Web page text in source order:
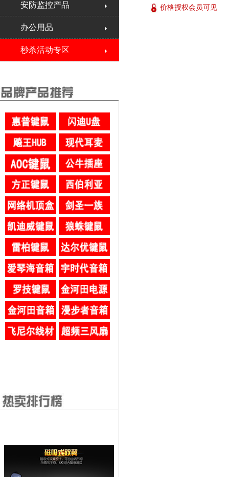
安防监控产品
办公用品
秒杀活动专区
价格授权会员可见